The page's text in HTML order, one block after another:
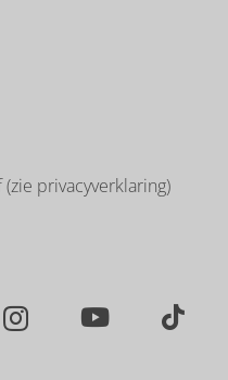
privacyverklaring)